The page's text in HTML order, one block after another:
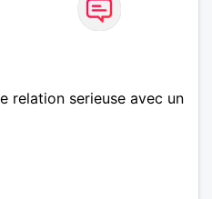
relation serieuse avec un